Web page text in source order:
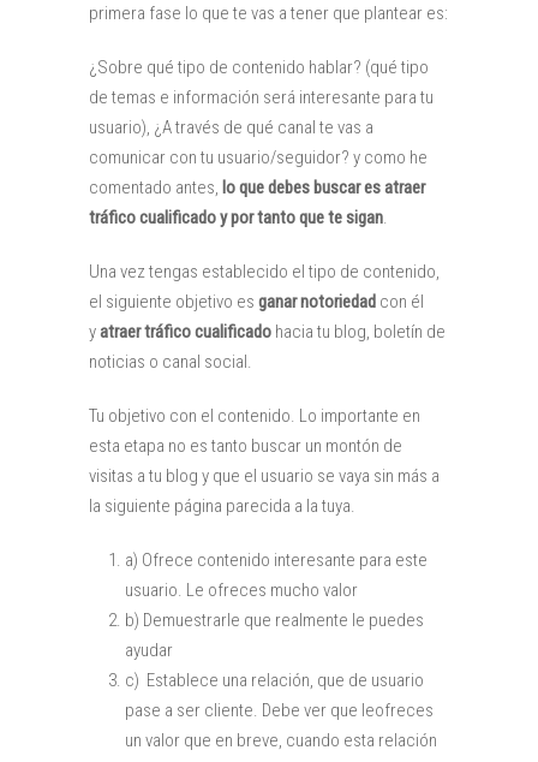
primera fase lo que te vas a tener que plantear es:
¿Sobre qué tipo de contenido hablar? (qué tipo
de temas e información será interesante para tu
usuario), ¿A través de qué canal te vas a
comunicar con tu usuario/seguidor? y como he
comentado antes, lo que debes buscar es atraer
tráfico cualificado y por tanto que te sigan.
Una vez tengas establecido el tipo de contenido,
el siguiente objetivo es ganar notoriedad con él
yatraer tráfico cualificado hacia tu blog, boletín de
noticias o canal social.
Tu objetivo con el contenido. Lo importante en
esta etapa no es tanto buscar un montón de
visitas a tu blog y que el usuario se vaya sin más a
la siguiente página parecida a la tuya.
a) Ofrece contenido interesante para este
usuario. Le ofreces mucho valor
b) Demuestrarle que realmente le puedes
ayudar
c) Establece una relación, que de usuario
pase a ser cliente. Debe ver que leofreces
un valor que en breve, cuando esta relación